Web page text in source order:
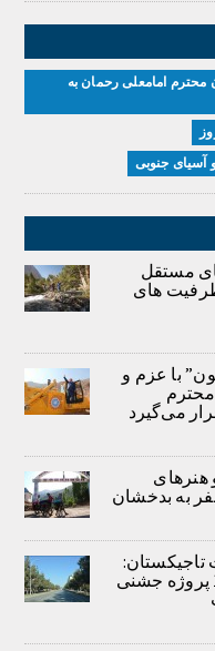
امامعلی رحمان به
مستقل
های
با عزم و
می‌گیرد
به بدخشان
در ناحیه دنغره در سه سال آینده 190 پروژه جشنی